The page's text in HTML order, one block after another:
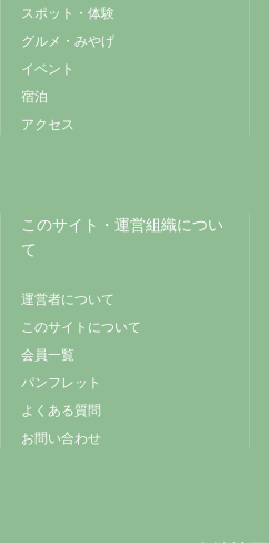
スポット・体験
グルメ・みやげ
イベント
宿泊
アクセス
このサイト・運営組織につい
て
運営者について
このサイトについて
会員一覧
パンフレット
よくある質問
お問い合わせ